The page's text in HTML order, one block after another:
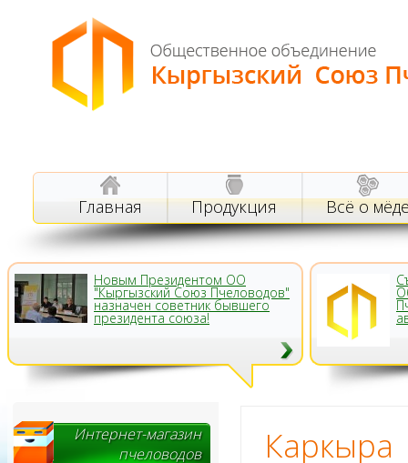
Главная Продукция Всё о
Новым Президентом ОО
"Кыргызский Союз Пчеловодов"
назначен советник бывшего
президента союза!
Интернет-магазин
пчеловодов
Каркыра